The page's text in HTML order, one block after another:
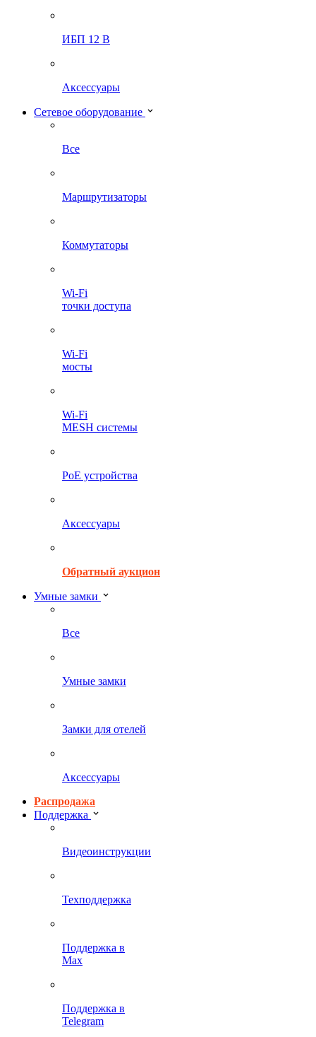
ИБП 12 В
Аксессуары
Сетевое оборудование
Все
Маршрутизаторы
Коммутаторы
Wi-Fi
точки доступа
Wi-Fi
мосты
Wi-Fi
MESH системы
PoE устройства
Аксессуары
Обратный аукцион
Умные замки
Все
Умные замки
Замки для отелей
Аксессуары
Распродажа
Поддержка
Видеоинструкции
Техподдержка
Поддержка в
Max
Поддержка в
Telegram